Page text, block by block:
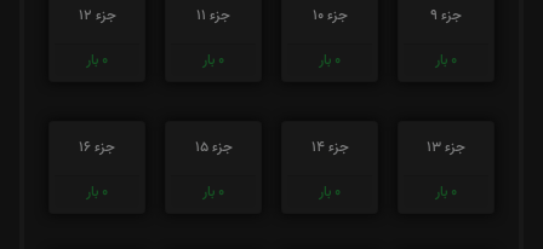
جزء 9
0 بار
جزء 10
0 بار
جزء 11
0 بار
جزء 12
0 بار
جزء 13
0 بار
جزء 14
0 بار
جزء 15
0 بار
جزء 16
0 بار